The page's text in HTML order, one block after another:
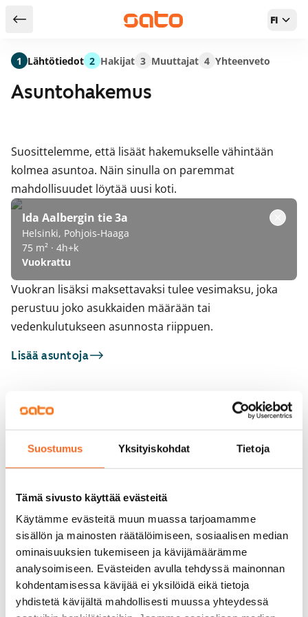
Suostumus Yksityiskohdat Tietoja
Tämä sivusto käyttää evästeitä
Käytämme evästeitä muun muassa tarjoamamme
sisällön ja mainosten räätälöimiseen, sosiaalisen median
ominaisuuksien tukemiseen ja kävijämäärämme
analysoimiseen. Evästeiden avulla tehdyssä mainonnan
kohdentamisessa kävijää ei yksilöidä eikä tietoja
yhdistetä kävijältä mahdollisesti muussa yhteydessä
Takaisin hakutuloksiin FI
Asuntohakemus
Suosittelemme, että lisäät hakemukselle vähintään
kolmea asuntoa. Näin sinulla on paremmat
mahdollisuudet löytää uusi koti.
Ida Aalbergin tie 3a
Helsinki, Pohjois-Haaga
75 m² · 4h+k
Vuokrattu
Vuokran lisäksi maksettavaksi tulee vesimaksu, joka
perustuu joko asukkaiden määrään tai
vedenkulutukseen asunnosta riippuen.
Lisää asuntoja
Sinua saattaisi kiinnostaa myös
1/8
Kaustisenpolku 1
Helsinki, Kannelmäki
Vapautumassa 1.9.
1/26
Viulutie 1
Helsinki, Kannelmäki
1 Lähtötiedot 2 Hakijat 3 Muuttajat 4 Yhteenveto